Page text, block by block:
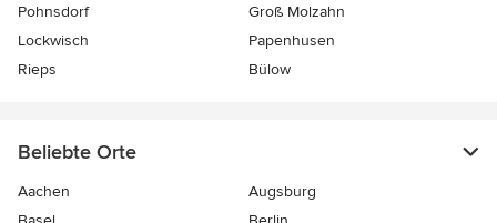
Pohnsdorf
Groß Molzahn
Lockwisch
Papenhusen
Rieps
Bülow
Beliebte Orte
Aachen
Augsburg